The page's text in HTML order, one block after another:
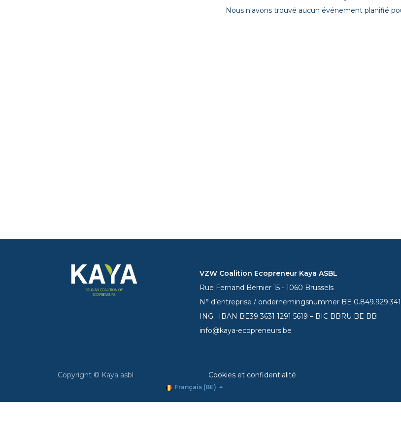
Nous n'avons trouvé aucun événement planifié
VZW Coalition Ecopreneur Kaya ASBL
Rue Fernand Bernier 15 - 1060 Brussels
N° d’entreprise / ondernemingsnummer BE 0.849.929.341
ING : IBAN BE393631 1291 5619 – BIC BBRU BE BB
info@kaya-ecopreneurs.be
Copyright © Kaya asbl Cookies et confidentialité
Français (BE)